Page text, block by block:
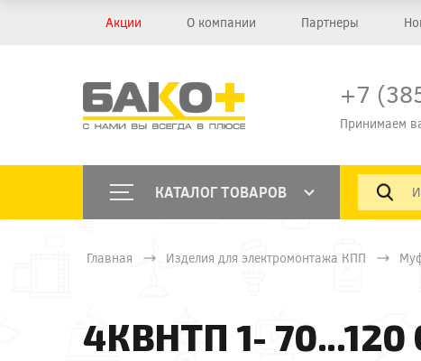
Акции О компании Партнеры
+7
Принимаем
КАТАЛОГ ТОВАРОВ
Главная Изделия для электромонтажа КПП
4КВНТП 1- 70...120